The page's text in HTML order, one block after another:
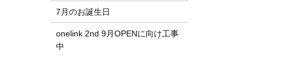
7月のお誕生日
onelink 2nd 9月OPENに向け工事
中